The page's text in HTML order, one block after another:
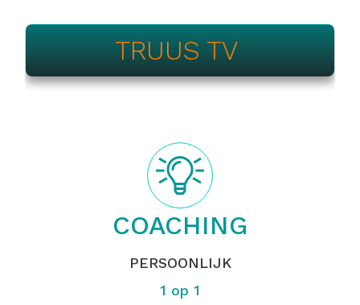
TRUUS TV
COACHING
PERSOONLIJK
1 op 1